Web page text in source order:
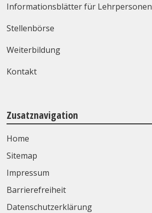
Informationsblätter für Lehrpersonen
Stellenbörse
Weiterbildung
Kontakt
Zusatznavigation
Home
Sitemap
Impressum
Barrierefreiheit
Datenschutzerklärung